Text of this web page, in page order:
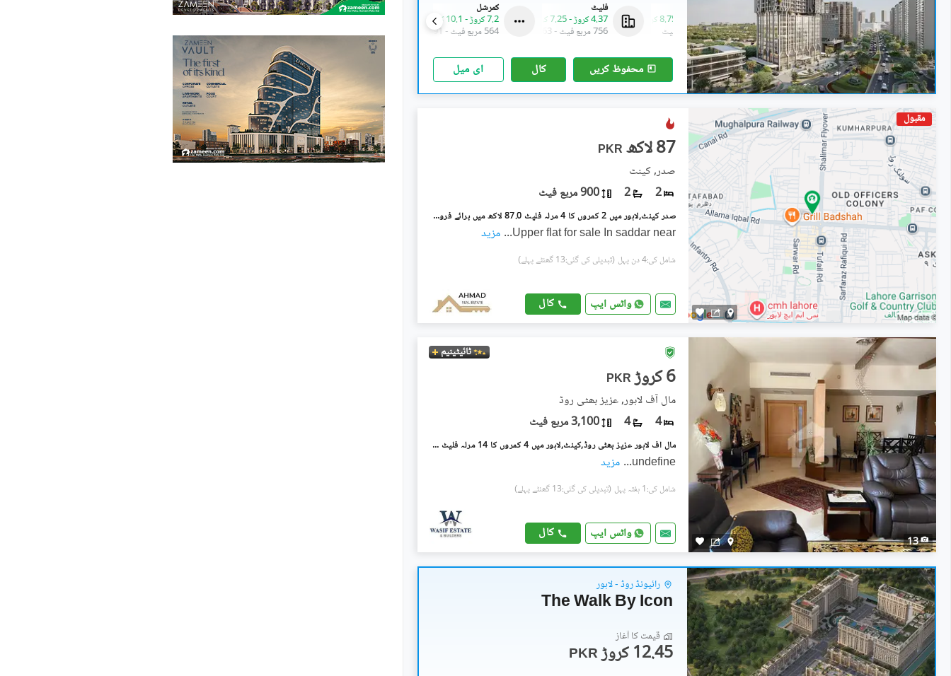
فلیٹ
756 مربع فیٹ
-1,163 مربع فیٹ
فلیٹ
1,390 مربع فیٹ
کمرشل
7.2 کروڑ
- 10.1 کروڑ
564 مربع فیٹ
- 791 مربع فیٹ
فلیٹ
4.37 کروڑ
-7.25 کروڑ
756 مربع فیٹ
-1,163 مربع فیٹ
7.65 کروڑ
8.75 کروڑ
1,390 مربع فیٹ
محفوظ کریں کال ای میل
مقبول
PKR 87 لاکھ
صدر, کینٹ
2
2 900 مربع فیٹ
صدر کینٹ,لاہور میں 2 کمروں کا 4 مرلہ فلیٹ 87.0 لاکھ میں برائے فروخت۔
Upper flat for sale In saddar near
... مزید
شامل کی:4 دن پہل (تبدیلی کی گئی:13 گھنٹے پہلے)
واٹس ایپ کال
13
ٹائیٹینیم
PKR 6 کروڑ
مال آف لاہور, عزیز بھٹی روڈ
4
4 3,100 مربع فیٹ
مال آف لاہور عزیز بھٹی روڈ,کینٹ,لاہور میں 4 کمروں کا 14 مرلہ فلیٹ 6.0 کروڑ میں برائے فروخت۔
undefine
... مزید
شامل کی:1 ہفتہ پہل (تبدیلی کی گئی:13 گھنٹے پہلے)
واٹس ایپ کال
رائیونڈ روڈ - لاہور
The Walk By Icon
قیمت کا آغاز
PKR 12.45 کروڑ